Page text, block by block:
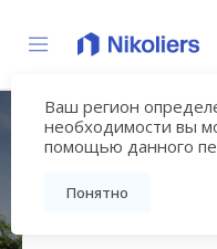
Ваш регион
необходимости вы
помощью данного
Понятно
ЖК
Вернуться на